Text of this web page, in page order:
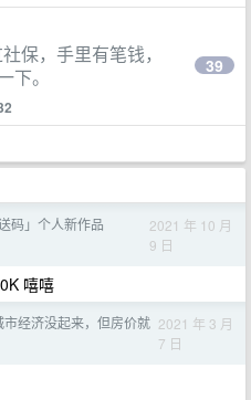
保，手里有笔钱，
。
39
送码」个人新作品
2021 年 10 月
9 日
嘻嘻
市经济没起来，但房价就 2021 年 3 月
7 日